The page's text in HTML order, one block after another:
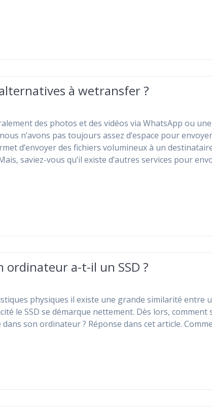
à wetransfer ?
des photos et des vidéos via WhatsApp ou
n’avons pas toujours assez d’espace pour
d’envoyer des fichiers volumineux à un
saviez-vous qu’il existe d’autres services pour
ordinateur a-t-il un SSD ?
physiques il existe une grande similarité entre
le SSD se démarque nettement. Dès lors, comment
son ordinateur ? Réponse dans cet article.